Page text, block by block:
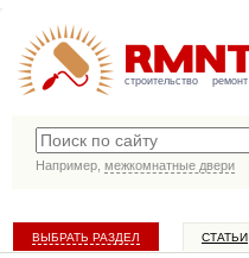
строительство ремонт
Например, межкомнатные двери
ВЫБРАТЬ РАЗДЕЛ СТАТЬИ